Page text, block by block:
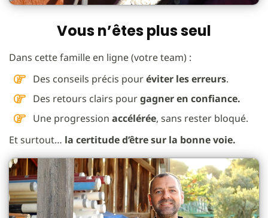
Vous n’êtes plus seul
Dans cette famille en ligne (votre team) :
Des conseils précis pouréviter les erreurs.
Des retours clairs pourgagner en confiance.
Une progression accélérée, sans rester bloqué.
Et surtout… la certitude d’être sur la bonne voie.